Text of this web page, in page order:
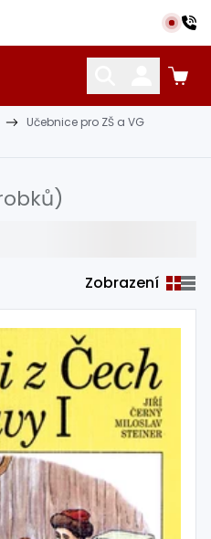
OSTATNÍ POMŮCKY
Učebnice pro ZŠ a VG
Zobrazení